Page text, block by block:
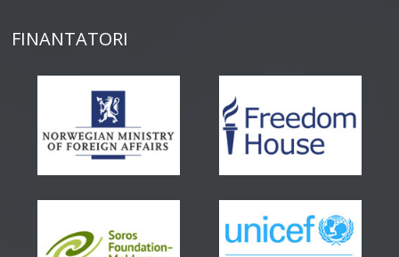
FINANTATORI